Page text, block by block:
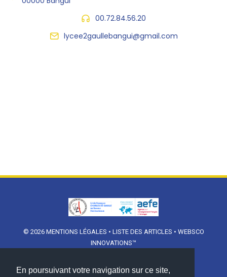
En poursuivant votre navigation sur ce site,
00.72.84.56.20
lycee2gaullebangui@gmail.com
© 2026 MENTIONS LÉGALES • LISTE DES ARTICLES • WEBSCO
INNOVATIONS™